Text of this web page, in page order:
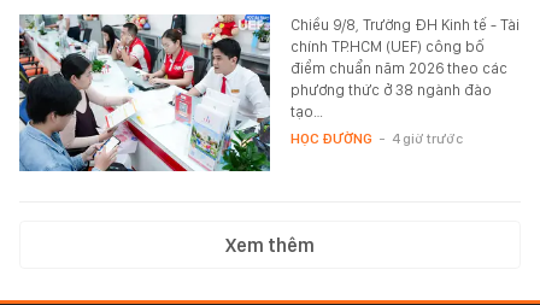
Chiều 9/8, Trường ĐH Kinh tế - Tài
chính TP.HCM (UEF) công bố
điểm chuẩn năm 2026 theo các
phương thức ở 38 ngành đào
tạo…
HỌC ĐƯỜNG - 4 giờ trước
Xem thêm